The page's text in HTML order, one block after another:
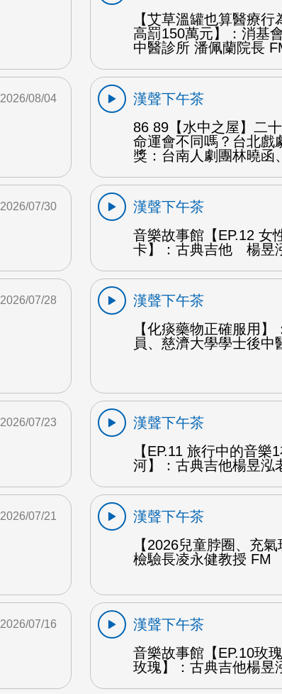
【艾草溫罐也算醫療
高罰150萬元】：消基
中醫診所 潘佩蘭院長
2026/08/04
漢聲下午茶
86 89【水中之屋】二
命運會不同嗎？台北戲
獎：台南人劇團林曉函
2026/07/30
漢聲下午茶
音樂故事館【EP.12 女
卡】：古典吉他 楊昱
2026/07/28
漢聲下午茶
【化痰藥物正確服用
員、慈濟大學學士後
2026/07/23
漢聲下午茶
【EP.11 旅行中的音
河】：古典吉他楊昱泓
2026/07/21
漢聲下午茶
【2026兒童脖圈、充
檢驗長凌永健教授 FM
2026/07/16
漢聲下午茶
音樂故事館【EP.10玫
玫瑰】：古典吉他楊昱